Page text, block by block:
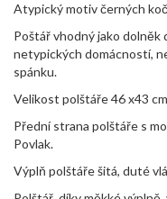
Atypický motiv černých
Poštář vhodný jako dolněk
netypických domácností,
spánku.
Velikost polštáře 46 x43
Přední strana polštáře s
Povlak.
Výplň polštáře šitá, duté